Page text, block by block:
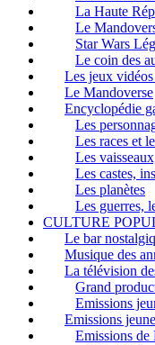
La Haute
Le
Star Wars
Le coin des
Les jeux
Le Mandoverse
Encyclopédie
Les
Les races et
Les
Les castes,
Les planètes
Les guerres,
CULTURE
Le bar
Musique des
La télévision
Grand
Emissions
Emissions
Emissions de